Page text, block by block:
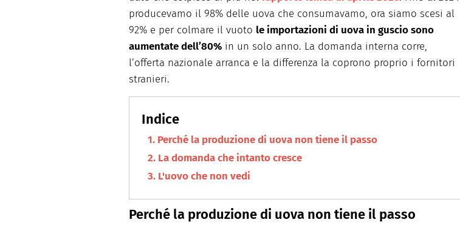
producevamo il 98% delle uova che consumavamo, ora siamo scesi al
92% e per colmare il vuoto le importazioni di uova in guscio sono
aumentate dell’80% in un solo anno. La domanda interna corre,
l’offerta nazionale arranca e la differenza la coprono proprio i fornitori
stranieri.
Perché la produzione di uova non tiene il passo
La domanda che intanto cresce
L'uovo che non vedi
Perché la produzione di uova non tiene il passo